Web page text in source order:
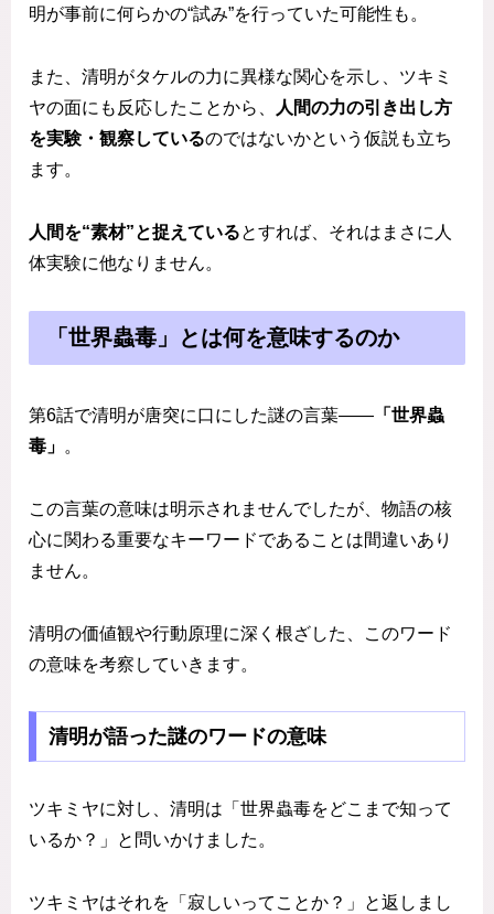
明が事前に何らかの“試み”を行っていた可能性も。
また、清明がタケルの力に異様な関心を示し、ツキミ
ヤの面にも反応したことから、
人間の力の引き出し方
を実験・観察しているのではないかという仮説も立ち
ます。
人間を“素材”と捉えているとすれば、それはまさに人
体実験に他なりません。
「世界蟲毒」とは何を意味するのか
第6話で清明が唐突に口にした謎の言葉―― 「世界蟲
毒」 。
この言葉の意味は明示されませんでしたが、物語の核
心に関わる重要なキーワードであることは間違いあり
ません。
清明の価値観や行動原理に深く根ざした、このワード
の意味を考察していきます。
清明が語った謎のワードの意味
ツキミヤに対し、清明は「世界蟲毒をどこまで知って
いるか？」と問いかけました。
ツキミヤはそれを「寂しいってことか？」と返しまし